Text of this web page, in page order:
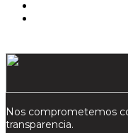
Nos comprometemos
transparencia.